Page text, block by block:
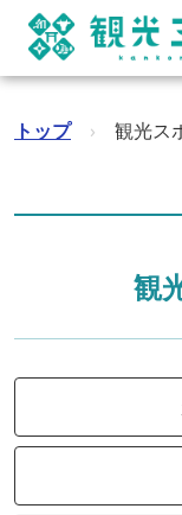
トップ › 観光ス
観